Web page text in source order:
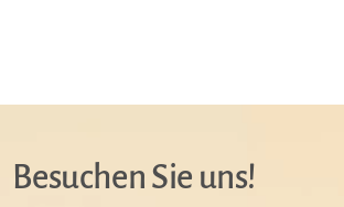
Besuchen Sie uns!